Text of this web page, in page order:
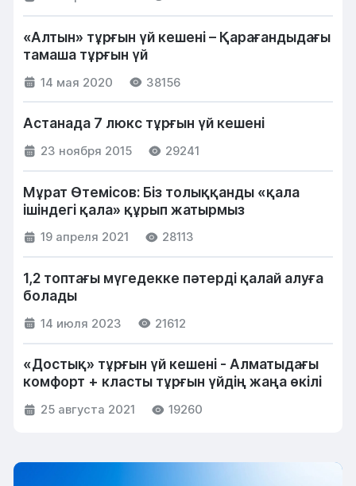
«Алтын» тұрғын үй кешені – Қарағандыдағы
тамаша тұрғын үй
14 мая 2020 38156
Астанада 7 люкс тұрғын үй кешені
23 ноября 2015 29241
Мұрат Өтемісов: Біз толыққанды «қала
ішіндегі қала» құрып жатырмыз
19 апреля 2021 28113
1,2 топтағы мүгедекке пәтерді қалай алуға
болады
14 июля 2023 21612
«Достық» тұрғын үй кешені - Алматыдағы
комфорт + класты тұрғын үйдің жаңа өкілі
25 августа 2021 19260